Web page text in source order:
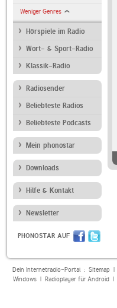
Weniger Genres
Hörspiele im Radio
Wort- & Sport-Radio
Klassik-Radio
Radiosender
Beliebteste Radios
Beliebteste Podcasts
Mein phonostar
Downloads
Hilfe & Kontakt
Newsletter
PHONOSTAR AUF
Dein Internetradio-Portal : Sitemap|
Windows| Radioplayer für Android|